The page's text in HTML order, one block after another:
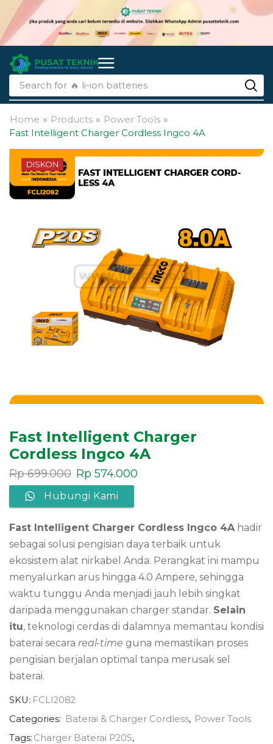
Search for 🔥 li-ion batteries
Home » Products » Power Tools »
Fast Intelligent Charger Cordless Ingco 4A
DISKON
Fast Intelligent Charger
Cordless Ingco 4A
Rp699.000 Rp 574.000
Hubungi Kami
Fast Intelligent Charger Cordless Ingco 4Ahadir
sebagai solusi pengisian daya terbaik untuk
ekosistem alat nirkabel Anda. Perangkat ini mampu
menyalurkan arus hingga 4.0 Ampere, sehingga
waktu tunggu Anda menjadi jauh lebih singkat
daripada menggunakan charger standar. Selain
itu, teknologi cerdas di dalamnya memantau kondisi
baterai secara real-time guna memastikan proses
pengisian berjalan optimal tanpa merusak sel
baterai.
SKU: FCLI2082
Categories: Baterai & Charger Cordless, Power Tools
Tags: Charger Baterai P20S,